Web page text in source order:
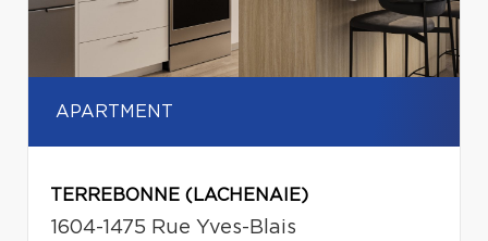
APARTMENT
TERREBONNE (LACHENAIE)
1604-1475 Rue Yves-Blais